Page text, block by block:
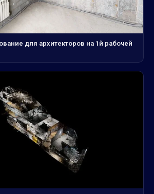
для архитекторов на 1й рабочей